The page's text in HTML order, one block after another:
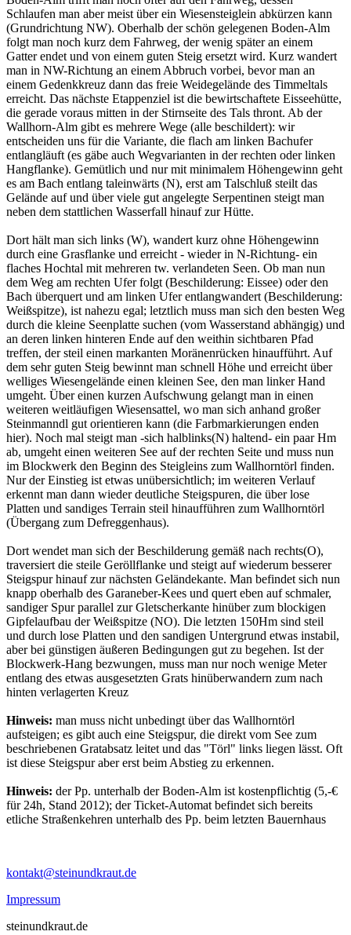
Schlaufen man aber meist über ein Wiesensteiglein abkürzen kann
(Grundrichtung NW). Oberhalb der schön gelegenen Boden-Alm
folgt man noch kurz dem Fahrweg, der wenig später an einem
Gatter endet und von einem guten Steig ersetzt wird. Kurz wandert
man in NW-Richtung an einem Abbruch vorbei, bevor man an
einem Gedenkkreuz dann das freie Weidegelände des Timmeltals
erreicht. Das nächste Etappenziel ist die bewirtschaftete Eisseehütte,
die gerade voraus mitten in der Stirnseite des Tals thront. Ab der
Wallhorn-Alm gibt es mehrere Wege (alle beschildert): wir
entscheiden uns für die Variante, die flach am linken Bachufer
entlangläuft (es gäbe auch Wegvarianten in der rechten oder linken
Hangflanke). Gemütlich und nur mit minimalem Höhengewinn geht
es am Bach entlang taleinwärts (N), erst am Talschluß steilt das
Gelände auf und über viele gut angelegte Serpentinen steigt man
neben dem stattlichen Wasserfall hinauf zur Hütte.
Dort hält man sich links (W), wandert kurz ohne Höhengewinn
durch eine Grasflanke und erreicht - wieder in N-Richtung- ein
flaches Hochtal mit mehreren tw. verlandeten Seen. Ob man nun
dem Weg am rechten Ufer folgt (Beschilderung: Eissee) oder den
Bach überquert und am linken Ufer entlangwandert (Beschilderung:
Weißspitze), ist nahezu egal; letztlich muss man sich den besten Weg
durch die kleine Seenplatte suchen (vom Wasserstand abhängig) und
an deren linken hinteren Ende auf den weithin sichtbaren Pfad
treffen, der steil einen markanten Moränenrücken hinaufführt. Auf
dem sehr guten Steig bewinnt man schnell Höhe und erreicht über
welliges Wiesengelände einen kleinen See, den man linker Hand
umgeht. Über einen kurzen Aufschwung gelangt man in einen
weiteren weitläufigen Wiesensattel, wo man sich anhand großer
Steinmanndl gut orientieren kann (die Farbmarkierungen enden
hier). Noch mal steigt man -sich halblinks(N) haltend- ein paar Hm
ab, umgeht einen weiteren See auf der rechten Seite und muss nun
im Blockwerk den Beginn des Steigleins zum Wallhorntörl finden.
Nur der Einstieg ist etwas unübersichtlich; im weiteren Verlauf
erkennt man dann wieder deutliche Steigspuren, die über lose
Platten und sandiges Terrain steil hinaufführen zum Wallhorntörl
(Übergang zum Defreggenhaus).
Dort wendet man sich der Beschilderung gemäß nach rechts(O),
traversiert die steile Geröllflanke und steigt auf wiederum besserer
Steigspur hinauf zur nächsten Geländekante. Man befindet sich nun
knapp oberhalb des Garaneber-Kees und quert eben auf schmaler,
sandiger Spur parallel zur Gletscherkante hinüber zum blockigen
Gipfelaufbau der Weißspitze (NO). Die letzten 150Hm sind steil
und durch lose Platten und den sandigen Untergrund etwas instabil,
aber bei günstigen äußeren Bedingungen gut zu begehen. Ist der
Blockwerk-Hang bezwungen, muss man nur noch wenige Meter
entlang des etwas ausgesetzten Grats hinüberwandern zum nach
hinten verlagerten Kreuz
Hinweis: man muss nicht unbedingt über das Wallhorntörl
aufsteigen; es gibt auch eine Steigspur, die direkt vom See zum
beschriebenen Gratabsatz leitet und das "Törl" links liegen lässt. Oft
ist diese Steigspur aber erst beim Abstieg zu erkennen.
Hinweis: der Pp. unterhalb der Boden-Alm ist kostenpflichtig (5,-€
für 24h, Stand 2012); der Ticket-Automat befindet sich bereits
etliche Straßenkehren unterhalb des Pp. beim letzten Bauernhaus
kontakt@steinundkraut.de
Impressum
steinundkraut.de